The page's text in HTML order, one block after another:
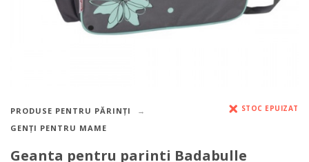
PRODUSE PENTRU PĂRINȚI
GENȚI PENTRU MAME
STOC EPUIZAT
Geanta pentru parinti Badabulle